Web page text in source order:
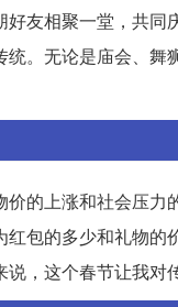
友相聚一堂，共
。无论是庙会、
的上涨和社会压
包的多少和礼物
，这个春节让我对